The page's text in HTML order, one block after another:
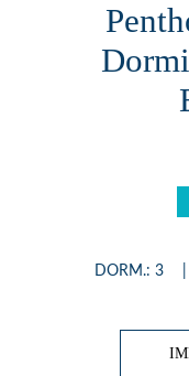
DORM.: 3